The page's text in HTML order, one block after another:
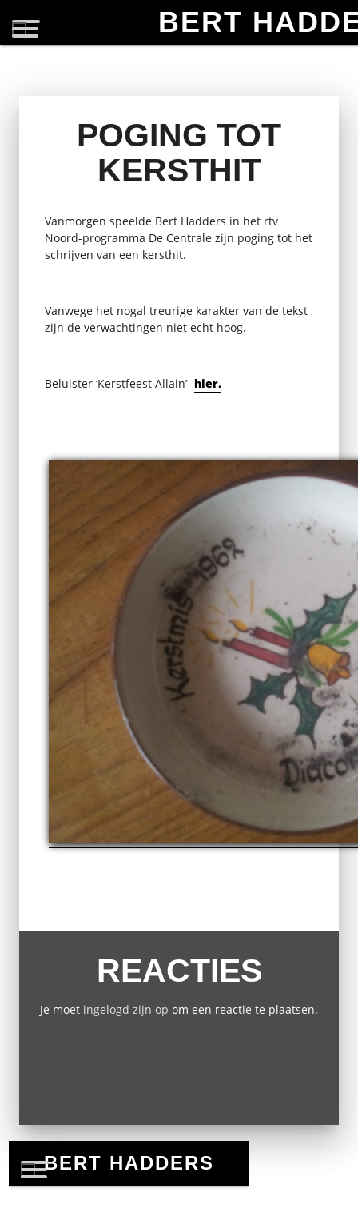
BERT
POGING TOT
KERSTHIT
Vanmorgen speelde Bert Hadders in het rtv
Noord-programma De Centrale zijn poging tot het
schrijven van een kersthit.
Vanwege het nogal treurige karakter van de tekst
zijn de verwachtingen niet echt hoog.
Beluister ‘Kerstfeest Allain’ hier.
REACTIES
Je moet ingelogd zijn op om een reactie te plaatsen.